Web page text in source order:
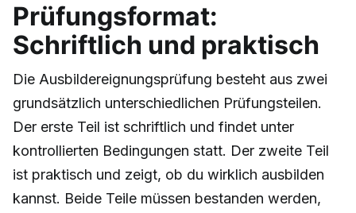
Prüfungsformat:
Schriftlich und praktisch
Die Ausbildereignungsprüfung besteht aus zwei
grundsätzlich unterschiedlichen Prüfungsteilen.
Der erste Teil ist schriftlich und findet unter
kontrollierten Bedingungen statt. Der zweite Teil
ist praktisch und zeigt, ob du wirklich ausbilden
kannst. Beide Teile müssen bestanden werden,